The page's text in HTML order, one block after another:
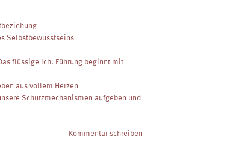
Selbstbewusstseins
flüssige Ich. Führung beginnt mit
aus vollem Herzen
Schutzmechanismen aufgeben und
Kommentar schreiben